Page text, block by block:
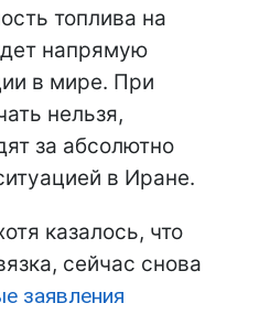
топлива на
напрямую
в мире. При
нельзя,
за абсолютно
в Иране.
казалось, что
сейчас снова
заявления